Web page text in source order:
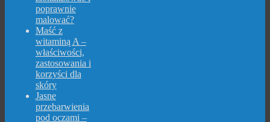
poprawnie
malować?
Maść z
witaminą A –
właściwości,
zastosowania i
korzyści dla
skóry
Jasne
przebarwienia
pod oczami –